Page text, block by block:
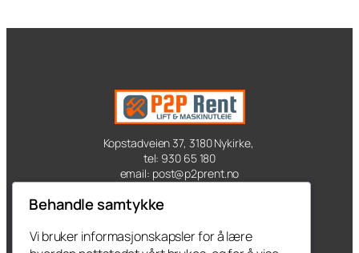
Kopstadveien 37, 3180 Nykirke,
tel: 930 65 180
email: post@p2prent.no
Kontakt oss
Produkter
Behandle samtykke
Vi bruker informasjonskapsler for å lære